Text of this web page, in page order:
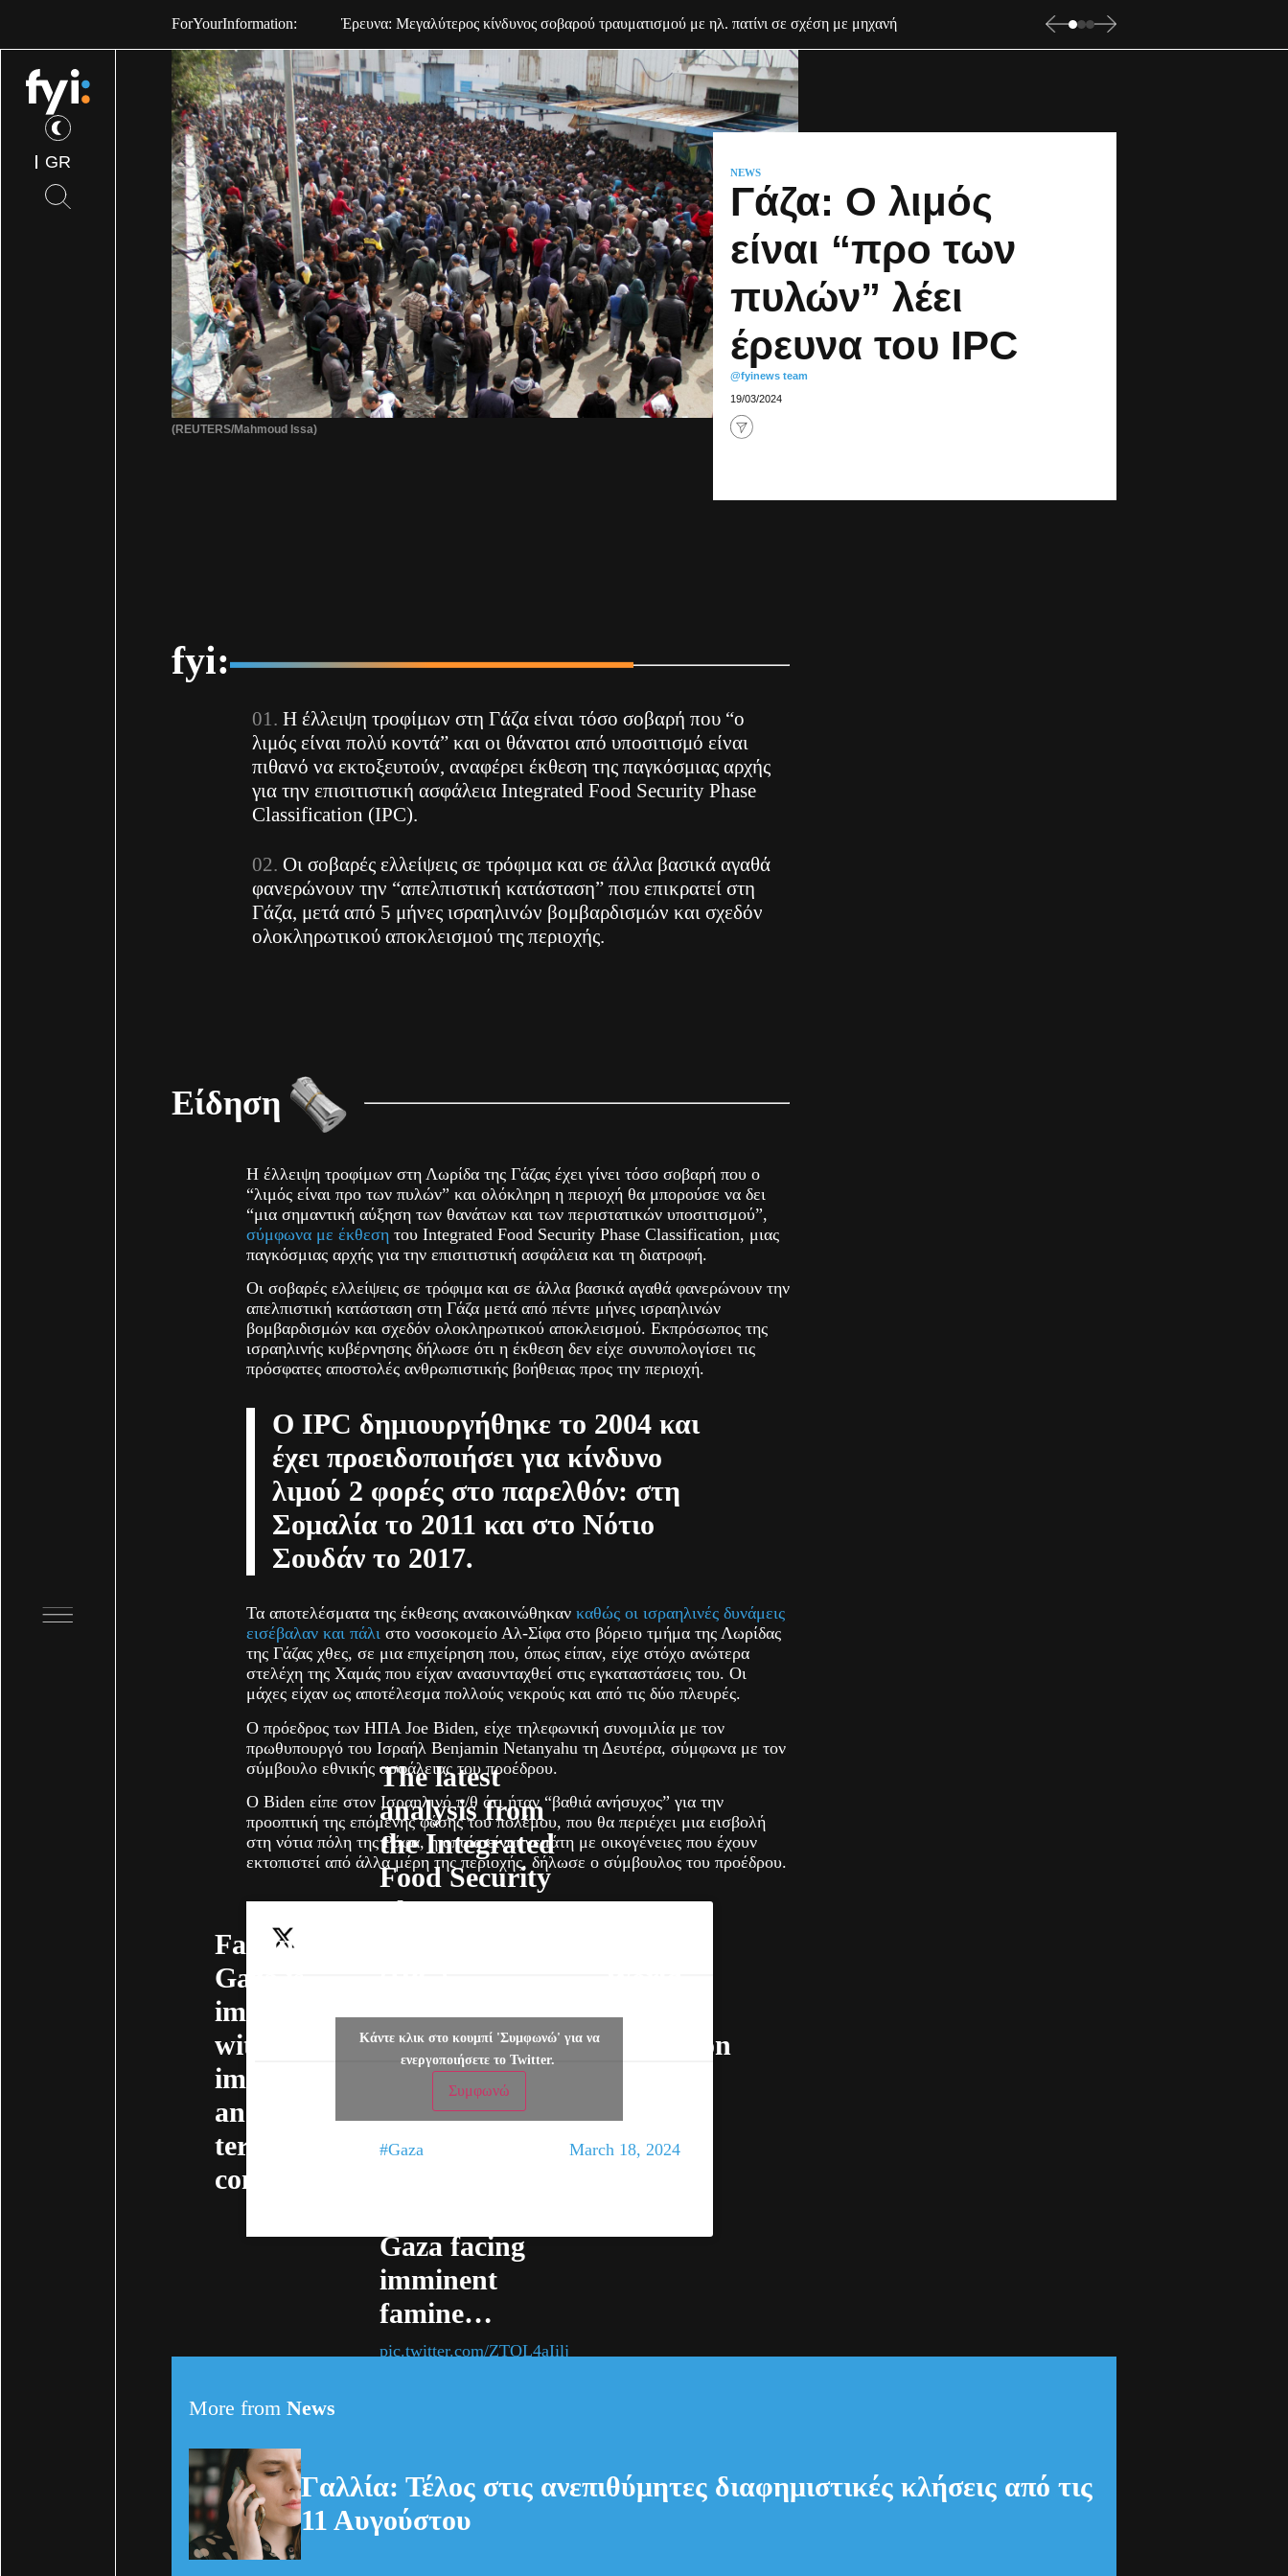
GR
ForYourInformation: Έρευνα: Μεγαλύτερος κίνδυνος σοβαρού τραυματισμού με ηλ. πατίνι σε σχέση με μηχανή
(REUTERS/Mahmoud Issa)
NEWS
Γάζα: Ο λιμός
είναι “προ των
πυλών” λέει
έρευνα του IPC
@fyinews team
19/03/2024
fyi:
Η έλλειψη τροφίμων στη Γάζα είναι τόσο σοβαρή που “ο
λιμός είναι πολύ κοντά” και οι θάνατοι από υποσιτισμό είναι
πιθανό να εκτοξευτούν, αναφέρει έκθεση της παγκόσμιας αρχής
για την επισιτιστική ασφάλεια Integrated Food Security Phase
Classification (IPC).
Οι σοβαρές ελλείψεις σε τρόφιμα και σε άλλα βασικά αγαθά
φανερώνουν την “απελπιστική κατάσταση” που επικρατεί στη
Γάζα, μετά από 5 μήνες ισραηλινών βομβαρδισμών και σχεδόν
ολοκληρωτικού αποκλεισμού της περιοχής.
Είδηση
Η έλλειψη τροφίμων στη Λωρίδα της Γάζας έχει γίνει τόσο σοβαρή που ο
“λιμός είναι προ των πυλών” και ολόκληρη η περιοχή θα μπορούσε να δει
“μια σημαντική αύξηση των θανάτων και των περιστατικών υποσιτισμού”,
σύμφωνα με έκθεση του Integrated Food Security Phase Classification, μιας
παγκόσμιας αρχής για την επισιτιστική ασφάλεια και τη διατροφή.
Οι σοβαρές ελλείψεις σε τρόφιμα και σε άλλα βασικά αγαθά φανερώνουν την
απελπιστική κατάσταση στη Γάζα μετά από πέντε μήνες ισραηλινών
βομβαρδισμών και σχεδόν ολοκληρωτικού αποκλεισμού. Εκπρόσωπος της
ισραηλινής κυβέρνησης δήλωσε ότι η έκθεση δεν είχε συνυπολογίσει τις
πρόσφατες αποστολές ανθρωπιστικής βοήθειας προς την περιοχή.
Ο IPC δημιουργήθηκε το 2004 και
έχει προειδοποιήσει για κίνδυνο
λιμού 2 φορές στο παρελθόν: στη
Σομαλία το 2011 και στο Νότιο
Σουδάν το 2017.
Τα αποτελέσματα της έκθεσης ανακοινώθηκανκαθώς οι ισραηλινές δυνάμεις
εισέβαλαν και πάλι στο νοσοκομείο Αλ-Σίφα στο βόρειο τμήμα της Λωρίδας
της Γάζας χθες, σε μια επιχείρηση που, όπως είπαν, είχε στόχο ανώτερα
στελέχη της Χαμάς που είχαν ανασυνταχθεί στις εγκαταστάσεις του. Οι
μάχες είχαν ως αποτέλεσμα πολλούς νεκρούς και από τις δύο πλευρές.
Ο πρόεδρος των ΗΠΑ Joe Biden, είχε τηλεφωνική συνομιλία με τον
πρωθυπουργό του Ισραήλ Benjamin Netanyahu τη Δευτέρα, σύμφωνα με τον
σύμβουλο εθνικής ασφάλειας του προέδρου.
Ο Biden είπε στον Ισραηλινό π/θ ότι ήταν “βαθιά ανήσυχος” για την
προοπτική της επόμενης φάσης του πολέμου, που θα περιέχει μια εισβολή
στη νότια πόλη της Ράφα, η οποία είναι γεμάτη με οικογένειες που έχουν
εκτοπιστεί από άλλα μέρη της περιοχής, δήλωσε ο σύμβουλος του προέδρου.
Famine in
Gaza is
imminent,
with
immediate
and long-
term health
consequences
The latest
analysis from
the Integrated
Food Security
Phase
partnership
released today
warns that the
situation in
#Gaza
Gaza facing
imminent
famine…
pic.twitter.com/ZTQL4aIilj
Health
Organization
March 18, 2024
Κάντε κλικ στο κουμπί 'Συμφωνώ' για να
ενεργοποιήσετε το Twitter.
Συμφωνώ